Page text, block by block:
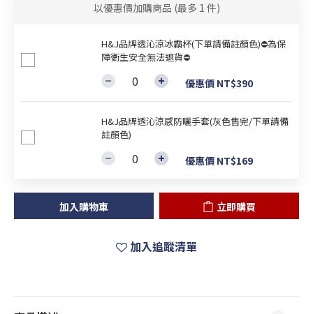
以優惠價加購商品 (最多 1 件)
H&J品牌透沁涼冰霸杯(下單請備註顏色)⛔為保
障衛生安全無法退貨⛔
優惠價 NT$390
H&J品牌透沁涼感防曬手套(灰色售完/下單請備
註顏色)
優惠價 NT$169
加入購物車 立即購買
加入追蹤清單